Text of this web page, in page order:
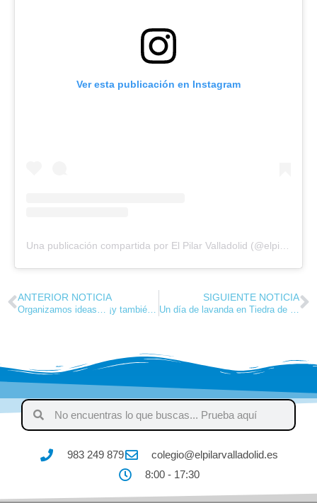
Ver esta publicación en Instagram
ANTERIOR NOTICIA
Organizamos ideas… ¡y también aprendemos a trabajar juntos!
SIGUIENTE NOTICIA
Un día de lavanda en Tiedra de Lavanda
983 249 879
colegio@elpilarvalladolid.es
8:00 - 17:30